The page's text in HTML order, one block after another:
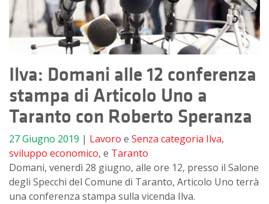
Ilva: Domani alle 12 conferenza
stampa di Articolo Uno a
Taranto con Roberto Speranza
27 Giugno 2019 | Lavoro e Senza categoria Ilva,
sviluppo economico, e Taranto
Domani, venerdì 28 giugno, alle ore 12, presso il Salone
degli Specchi del Comune di Taranto, Articolo Uno terrà
una conferenza stampa sulla vicenda Ilva.